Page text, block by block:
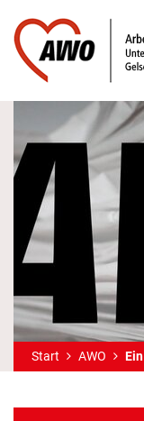
Start AWO